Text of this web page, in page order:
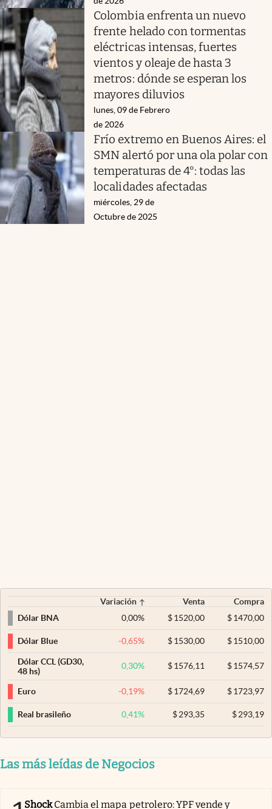
Colombia enfrenta un nuevo
frente helado con tormentas
eléctricas intensas, fuertes
vientos y oleaje de hasta 3
metros: dónde se esperan los
mayores diluvios
lunes, 09 de Febrero
de 2026
Frío extremo en Buenos Aires: el
SMN alertó por una ola polar con
temperaturas de 4°: todas las
localidades afectadas
miércoles, 29 de
Octubre de 2025
Variación Venta
Compra
Dólar BNA
0,00% $ 1520,00 $1470,00
Dólar Blue -0,65% $ 1530,00 $1510,00
Dólar CCL (GD30,
48 hs)
0,30% $ 1576,11 $1574,57
Euro -0,19% $ 1724,69 $1723,97
Real brasileño 0,41% $ 293,35 $293,19
Las más leídas de Negocios
Shock Cambia el mapa petrolero: YPF vende y